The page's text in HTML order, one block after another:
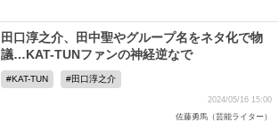
田口淳之介、田中聖やグループ名をネタ化で物
議…KAT-TUNファンの神経逆なで
KAT-TUN 田口淳之介
2024/05/16 15:00
佐藤勇馬（芸能ライター）